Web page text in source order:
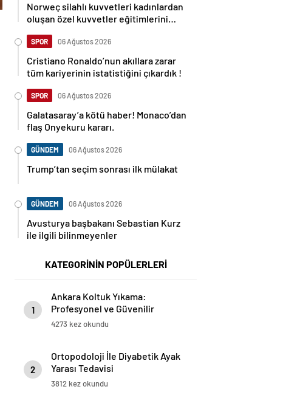
Norweç silahlı kuvvetleri kadınlardan
oluşan özel kuvvetler eğitimlerini
SPOR 06 Ağustos 2026
Cristiano Ronaldo’nun akıllara zarar
tüm kariyerinin istatistiğini çıkardık !
SPOR 06 Ağustos 2026
Galatasaray’a kötü haber! Monaco’dan
flaş Onyekuru kararı.
GÜNDEM 06 Ağustos 2026
Trump’tan seçim sonrası ilk mülakat
GÜNDEM 06 Ağustos 2026
Avusturya başbakanı Sebastian Kurz
ile ilgili bilinmeyenler
KATEGORİNİN POPÜLERLERİ
1
Ankara Koltuk Yıkama:
Profesyonel ve Güvenilir
Hizmetler
4273 kez okundu
2
Ortopodoloji İle Diyabetik Ayak
Yarası Tedavisi
3812 kez okundu